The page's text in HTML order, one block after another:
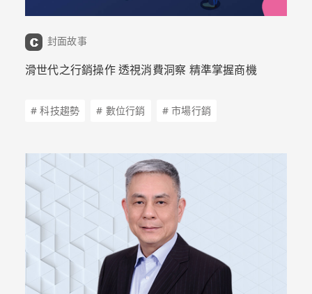
封面故事
滑世代之行銷操作 透視消費洞察 精準掌握商機
# 科技趨勢 # 數位行銷 # 市場行銷